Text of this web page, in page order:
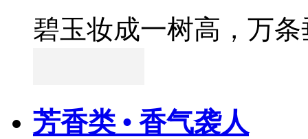
碧玉妆成一树高，万
芳香类 • 香气袭人